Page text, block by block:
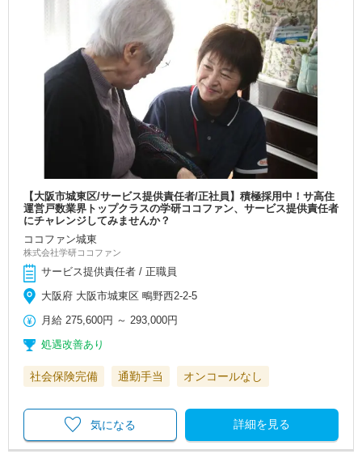
【大阪市城東区/サービス提供責任者/正社員】積極採用中！サ高住
運営戸数業界トップクラスの学研ココファン、サービス提供責任者
にチャレンジしてみませんか？
ココファン城東
株式会社学研ココファン
サービス提供責任者 / 正職員
大阪府 大阪市城東区 鴫野西2-2-5
月給 275,600円 ～ 293,000円
処遇改善あり
社会保険完備 通勤手当 オンコールなし
詳細を見る
気になる